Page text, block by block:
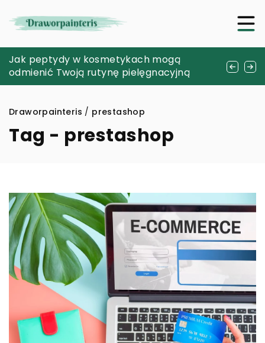
Jak szkła hartowane zwiększają trwałość
Twojego smartfona?
Jak peptydy w kosmetykach mogą
odmienić Twoją rutynę pielęgnacyjną
Jak skutecznie zadbać o naturalne piękno
rzęs i brwi?
Draworpainteris / prestashop
Tag - prestashop